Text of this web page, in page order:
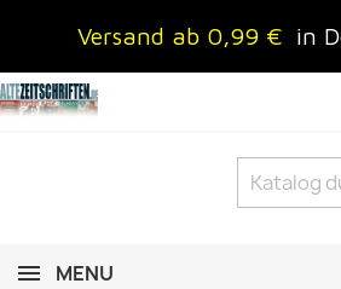
Versand ab 0,99 € in
MENU